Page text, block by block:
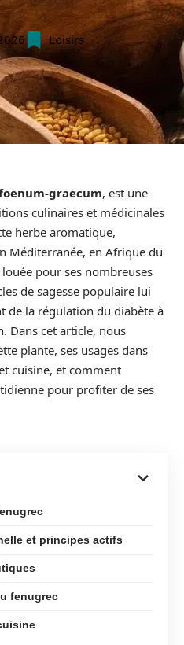
Loisirs
graecum, est une
culinaires et médicinales
herbe aromatique,
Méditerranée, en Afrique du
pour ses nombreuses
de sagesse populaire lui
de la régulation du diabète à
Dans cet article, nous
plante, ses usages dans
cuisine, et comment
pour profiter de ses
et principes actifs
fenugrec